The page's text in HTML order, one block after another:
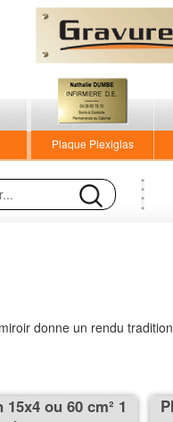
Plaque Plexiglas
donne un rendu
ou 60 cm² 1